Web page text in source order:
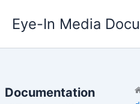
contenu
Eye-In Media
Documentation